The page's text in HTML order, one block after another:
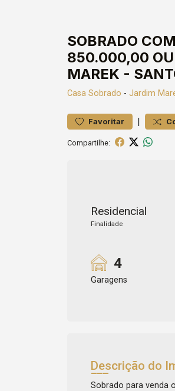
SOBRADO
850.000,00
MAREK -
Casa Sobrado - Jardim
Favoritar |
Compartilhe:
Residencial
Finalidade
4
Garagens
Descrição do
Sobrado para venda